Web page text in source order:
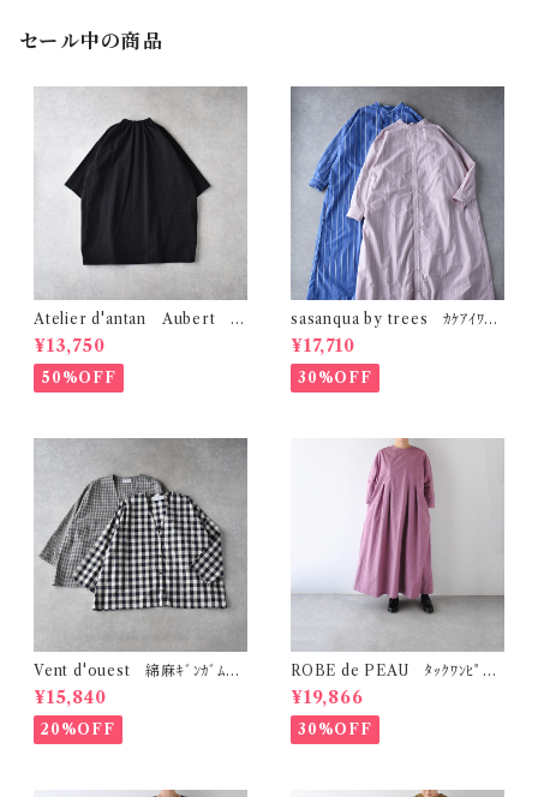
セール中の商品
Atelier d'antan Aubert ｺｯ
ﾄﾝﾁｭﾆｯｸ (ﾌﾞﾗｯｸ)
¥13,750
50%OFF
sasanqua by trees ｶｹｱｲﾜﾝ
ﾋﾟｰｽ AN-318
¥17,710
30%OFF
Vent d'ouest 綿麻ｷﾞﾝｶﾞﾑﾁｪ
ｯｸ ﾉｰｶﾗｰｼﾞｬｹｯﾄ VE19621
¥15,840
20%OFF
ROBE de PEAU ﾀｯｸﾜﾝﾋﾟｰｽ
(ﾌﾟﾗﾑ) R342
¥19,866
30%OFF